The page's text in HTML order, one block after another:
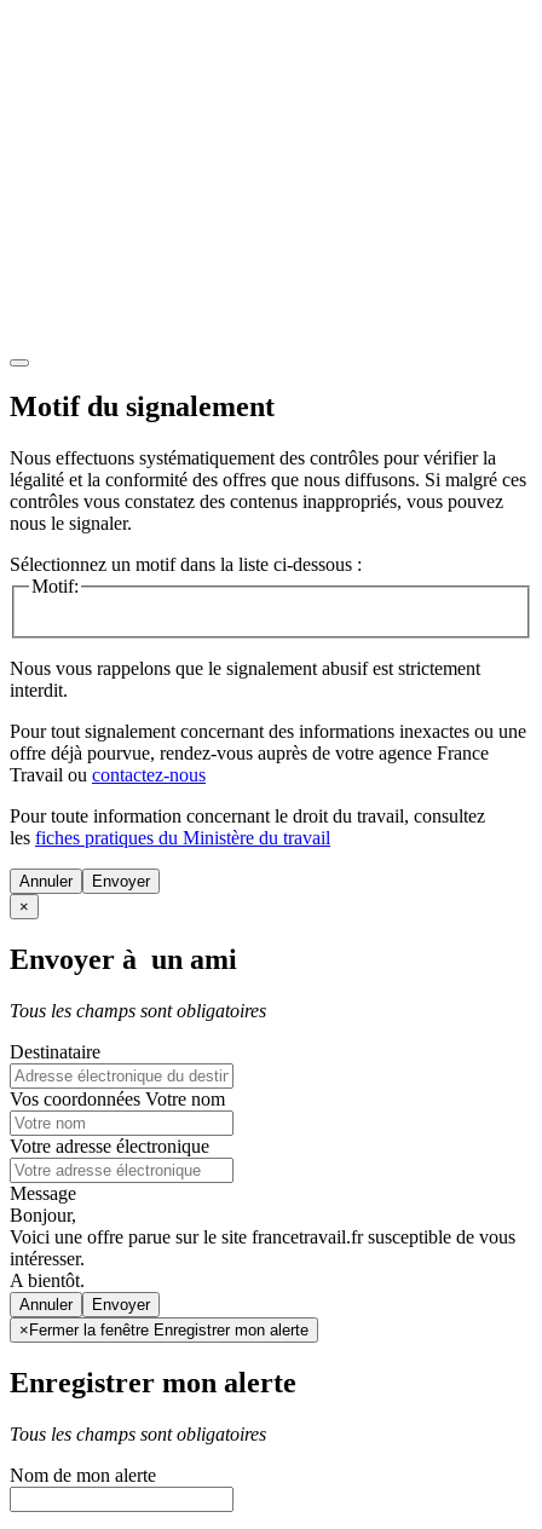
Motif du signalement
Nous effectuons systématiquement des contrôles pour vérifier la
légalité et la conformité des offres que nous diffusons. Si malgré ces
contrôles vous constatez des contenus inappropriés, vous pouvez
nous le signaler.
Sélectionnez un motif dans la liste ci-dessous :
Motif:
Nous vous rappelons que le signalement abusif est strictement
interdit.
Pour tout signalement concernant des informations inexactes ou une
offre déjà pourvue, rendez-vous auprès de votre agence France
Travail ou contactez-nous
Pour toute information concernant le droit du travail, consultez
les fiches pratiques du Ministère du travail
Annuler
×
Envoyer à un ami
Tous les champs sont obligatoires
Destinataire
Vos coordonnées Votre nom
Votre adresse électronique
Message
Bonjour,
Voici une offre parue sur le site francetravail.fr susceptible de vous
intéresser.
A bientôt.
Annuler
× Fermer la fenêtre Enregistrer mon alerte
Enregistrer mon alerte
Tous les champs sont obligatoires
Nom de mon alerte